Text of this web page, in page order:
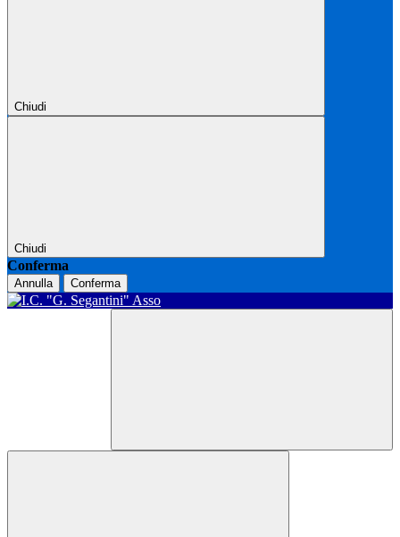
Chiudi
Chiudi
Conferma
Annulla Conferma